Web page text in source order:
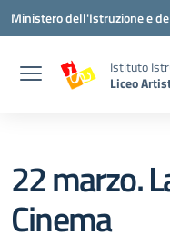
Vai ai contenuti
Vai al menu di navigazione
Vai al footer
Ministero dell'Istruzione e
Istituto
Liceo
22 marzo.
Cinema